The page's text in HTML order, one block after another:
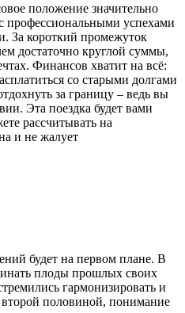
положение значительно
профессиональными успехами
За короткий промежуток
достаточно круглой суммы,
Финансов хватит на всё:
со старыми долгами
за границу – ведь вы
Эта поездка будет вами
рассчитывать на
и не жалует
будет на первом плане. В
плоды прошлых своих
гармонизировать и
половиной, понимание